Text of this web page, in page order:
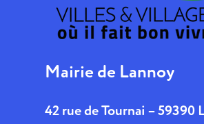
Mairie de Lannoy
42 rue de Tournai – 59390